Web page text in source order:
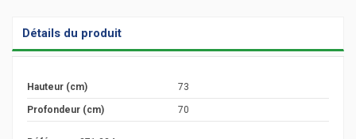
Détails du produit
Hauteur (cm) 73
Profondeur (cm) 70